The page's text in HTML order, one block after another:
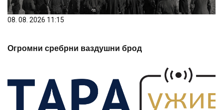
08. 08. 2026 11:15
Огромни сребрни ваздушни брод